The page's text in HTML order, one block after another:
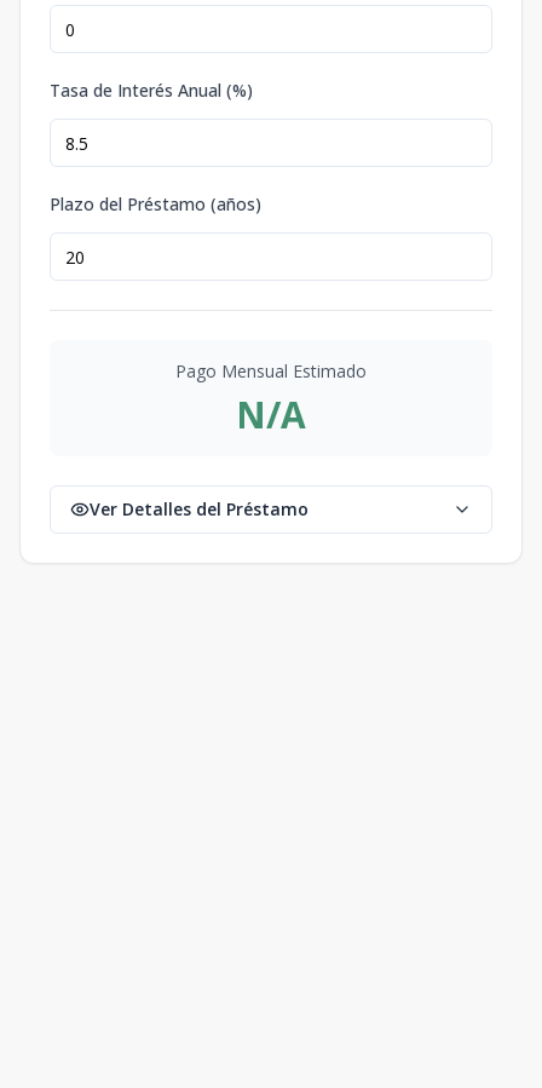
Tasa de Interés Anual (%)
Plazo del Préstamo (años)
Pago Mensual Estimado
N/A
Ver Detalles del Préstamo